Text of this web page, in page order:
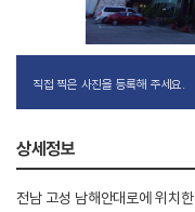
직접 찍은 사진을 등록해 주세요.
상세정보
전남 고성 남해안대로에 위치